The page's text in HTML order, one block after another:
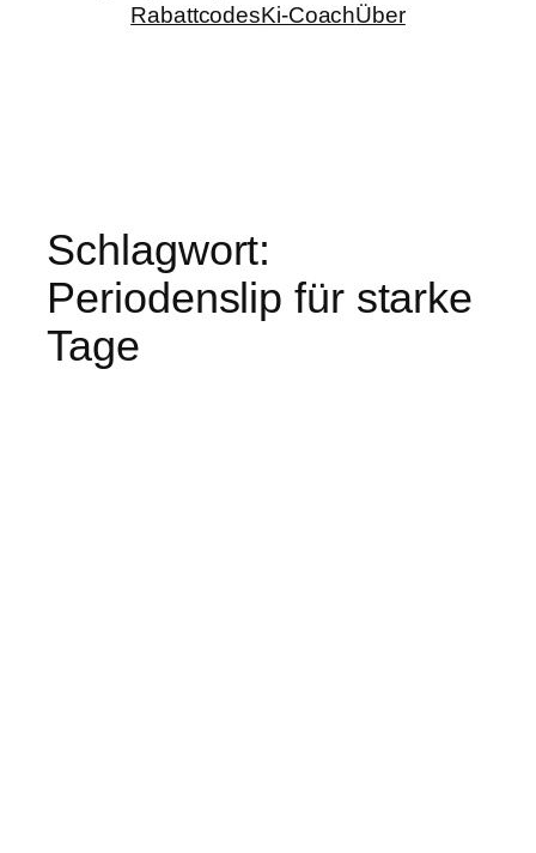
RabattcodesKi-CoachÜber
Schlagwort:
Periodenslip für starke
Tage